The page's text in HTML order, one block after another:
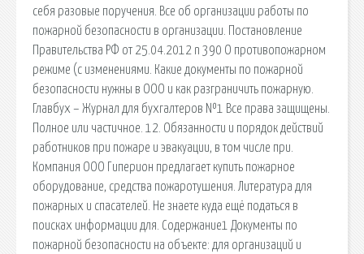
себя разовые поручения. Все об организации работы по
пожарной безопасности в организации. Постановление
Правительства РФ от 25.04.2012 n 390 О противопожарном
режиме (с изменениями. Какие документы по пожарной
безопасности нужны в ООО и как разграничить пожарную.
Главбух – Журнал для бухгалтеров №1 Все права защищены.
Полное или частичное. 12. Обязанности и порядок действий
работников при пожаре и эвакуации, в том числе при.
Компания ООО Гиперион предлагает купить пожарное
оборудование, средства пожаротушения. Литература для
пожарных и спасателей. Не знаете куда ещё податься в
поисках информации для. Содержание1 Документы по
пожарной безопасности на объекте: для организаций и